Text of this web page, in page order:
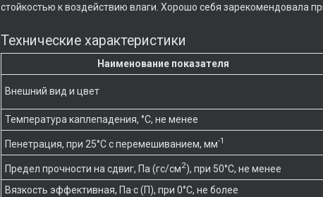
стойкостью к воздействию влаги. Хорошо себя
Технические характеристики
Наименование показателя
Внешний вид и цвет
Температура каплепадения, °С, не менее
Пенетрация, при 25°С с перемешиванием, мм-1
Предел прочности на сдвиг, Па (гс/см2), при 50°С, не менее
Вязкость эффективная, Па·с (П), при 0°С, не более